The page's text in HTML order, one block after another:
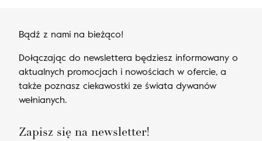
Bądź z nami na bieżąco!
Dołączając do newslettera będziesz informowany o
aktualnych promocjach i nowościach w ofercie, a
także poznasz ciekawostki ze świata dywanów
wełnianych.
Zapisz się na newsletter!